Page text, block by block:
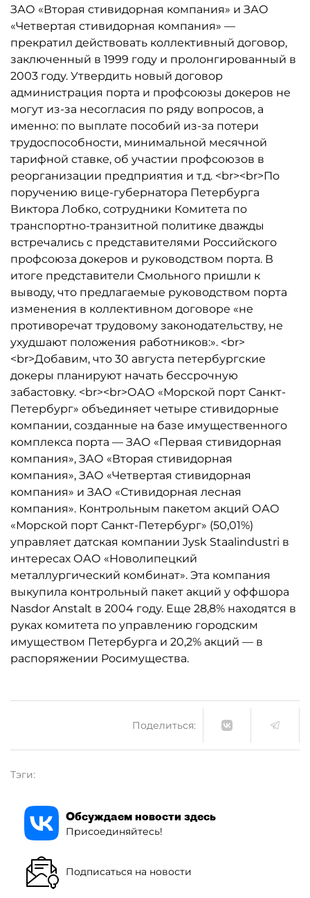
ЗАО «Вторая стивидорная компания» и ЗАО
«Четвертая стивидорная компания» —
прекратил действовать коллективный договор,
заключенный в 1999 году и пролонгированный в
2003 году. Утвердить новый договор
администрация порта и профсоюзы докеров не
могут из-за несогласия по ряду вопросов, а
именно: по выплате пособий из-за потери
трудоспособности, минимальной месячной
тарифной ставке, об участии профсоюзов в
реорганизации предприятия и т.д. <br><br>По
поручению вице-губернатора Петербурга
Виктора Лобко, сотрудники Комитета по
транспортно-транзитной политике дважды
встречались с представителями Российского
профсоюза докеров и руководством порта. В
итоге представители Смольного пришли к
выводу, что предлагаемые руководством порта
изменения в коллективном договоре «не
противоречат трудовому законодательству, не
ухудшают положения работников:». <br>
<br>Добавим, что 30 августа петербургские
докеры планируют начать бессрочную
забастовку. <br><br>ОАО «Морской порт Санкт-
Петербург» объединяет четыре стивидорные
компании, созданные на базе имущественного
комплекса порта — ЗАО «Первая стивидорная
компания», ЗАО «Вторая стивидорная
компания», ЗАО «Четвертая стивидорная
компания» и ЗАО «Стивидорная лесная
компания». Контрольным пакетом акций ОАО
«Морской порт Санкт-Петербург» (50,01%)
управляет датская компании Jysk Staalindustri в
интересах ОАО «Новолипецкий
металлургический комбинат». Эта компания
выкупила контрольный пакет акций у оффшора
Nasdor Anstalt в 2004 году. Еще 28,8% находятся в
руках комитета по управлению городским
имуществом Петербурга и 20,2% акций — в
распоряжении Росимущества.
Поделиться:
Тэги:
Обсуждаем новости здесь
Присоединяйтесь!
Подписаться на новости